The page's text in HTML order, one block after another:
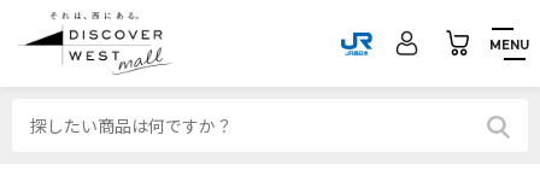
MENU